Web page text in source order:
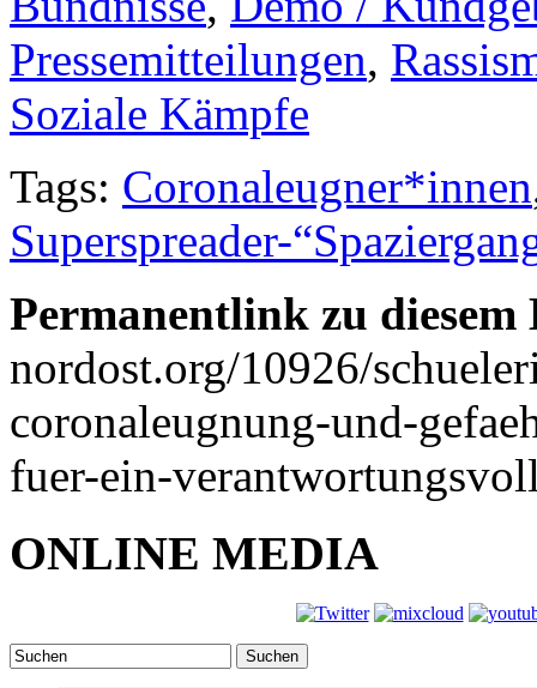
Pressemitteilungen,
Soziale Kämpfe
Tags: Coronaleugner*innen
Superspreader-
Permanentlink zu
nordost.org/10926/
coronaleugnung-und-
fuer-ein-
ONLINE MEDIA
Suchen